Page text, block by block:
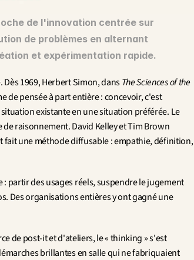
de l'innovation centrée sur
de problèmes en alternant
et expérimentation rapide.
1969, Herbert Simon, dans The Sciences of the
de pensée à part entière : concevoir, c'est
existante en une situation préférée. Le
raisonnement. David Kelley et Tim Brown
fait une méthode diffusable : empathie, définition,
partir des usages réels, suspendre le jugement
Des organisations entières y ont gagné une
de post-it et d'ateliers, le « thinking » s'est
brillantes en salle qui ne fabriquaient